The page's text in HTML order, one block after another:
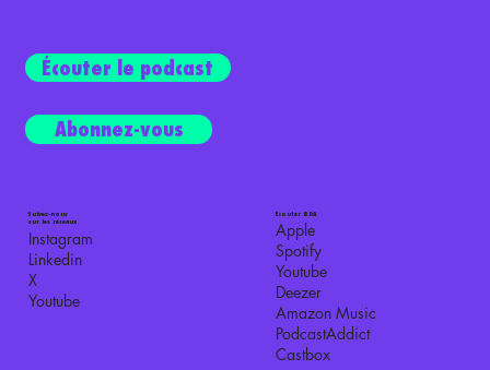
Écouter le podcast
Suivez-nous
sur les réseaux
Instagram
Linkedin
X
Youtube
Écouter BDA
Apple
Spotify
Youtube
Deezer
Amazon Music
PodcastAddict
Castbox
Abonnez-vous